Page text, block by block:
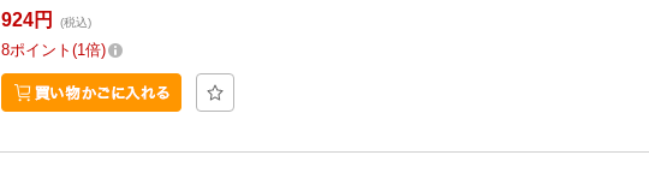
924円 (税込)
8ポイント 1倍